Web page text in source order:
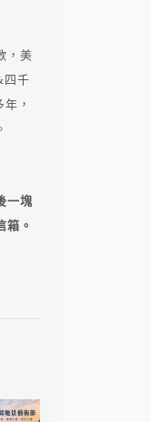
，美
四千
，
一塊
箱。